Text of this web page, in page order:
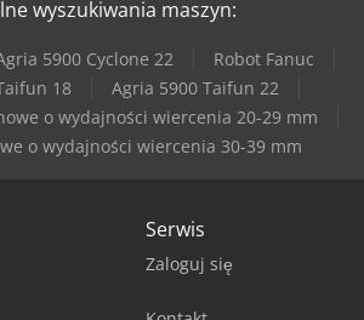
wyszukiwania maszyn:
5900 Cyclone 22
Robot Fanuc
18
Agria 5900 Taifun 22
o wydajności wiercenia 20-29 mm
o wydajności wiercenia 30-39 mm
Serwis
Zaloguj się